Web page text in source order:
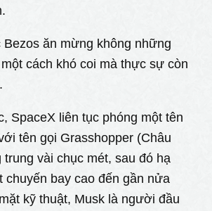
Bezos ăn mừng không những
cách khó coi mà thực sự còn
SpaceX liên tục phóng một tên
tên gọi Grasshopper (Châu
trung vài chục mét, sau đó hạ
chuyến bay cao đến gần nửa
kỹ thuật, Musk là người đầu